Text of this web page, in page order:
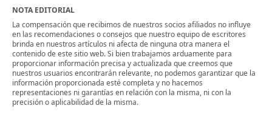
NOTA EDITORIAL
La compensación que recibimos de nuestros socios afiliados no influye
en las recomendaciones o consejos que nuestro equipo de escritores
brinda en nuestros artículos ni afecta de ninguna otra manera el
contenido de este sitio web. Si bien trabajamos arduamente para
proporcionar información precisa y actualizada que creemos que
nuestros usuarios encontrarán relevante, no podemos garantizar que la
información proporcionada esté completa y no hacemos
representaciones ni garantías en relación con la misma, ni con la
precisión o aplicabilidad de la misma.